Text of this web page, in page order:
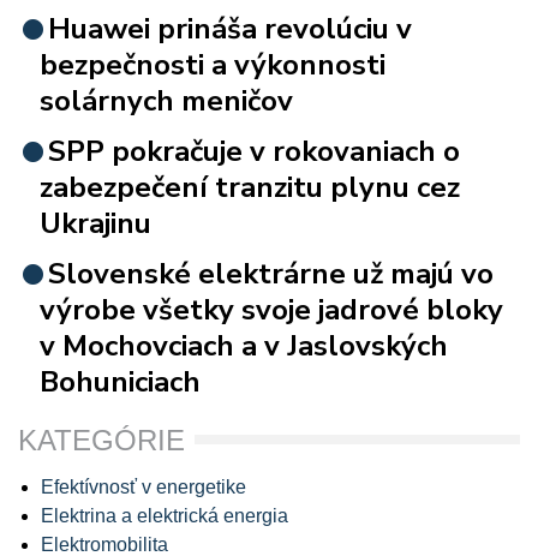
Huawei prináša revolúciu v
bezpečnosti a výkonnosti
solárnych meničov
SPP pokračuje v rokovaniach o
zabezpečení tranzitu plynu cez
Ukrajinu
Slovenské elektrárne už majú vo
výrobe všetky svoje jadrové bloky
v Mochovciach a v Jaslovských
Bohuniciach
KATEGÓRIE
Efektívnosť v energetike
Elektrina a elektrická energia
Elektromobilita